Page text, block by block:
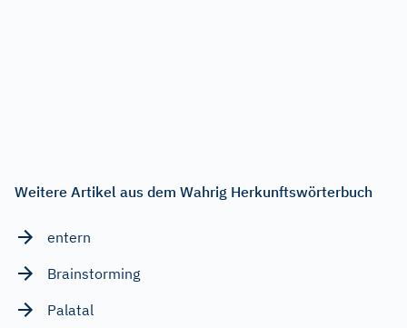
Weitere Artikel aus dem Wahrig Herkunftswörterbuch
entern
Brainstorming
Palatal